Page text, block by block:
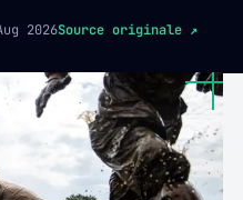
2026Source originale ↗